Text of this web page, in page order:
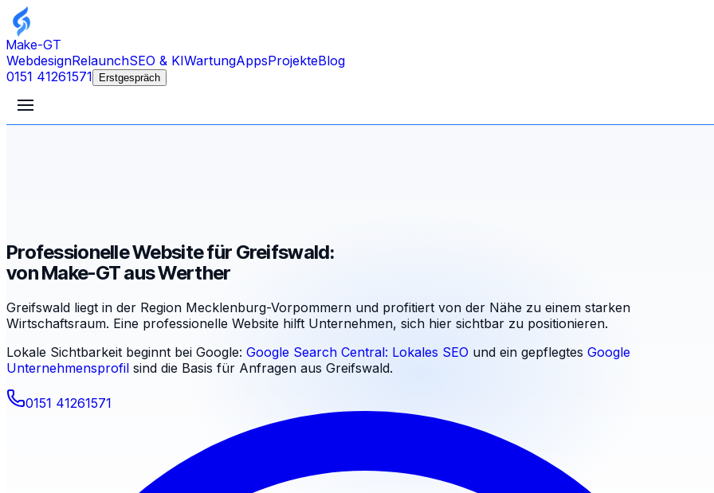
Make-GT
WebdesignRelaunchSEO & KIWartungAppsProjekteBlog
0151 41261571
Erstgespräch
Professionelle Website für Greifswald:
von Make-GT aus Werther
Greifswald liegt in der Region Mecklenburg-Vorpommern und profitiert von der Nähe zu einem starken
Wirtschaftsraum. Eine professionelle Website hilft Unternehmen, sich hier sichtbar zu positionieren.
Lokale Sichtbarkeit beginnt bei Google: Google Search Central: Lokales SEO und ein gepflegtes Google
Unternehmensprofil sind die Basis für Anfragen aus Greifswald.
0151 41261571